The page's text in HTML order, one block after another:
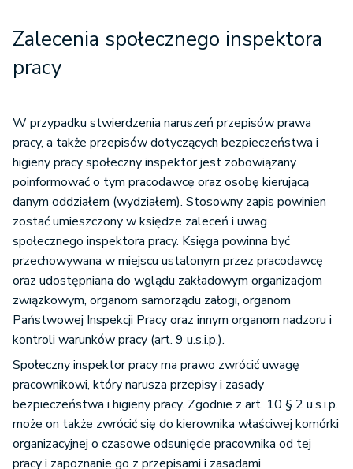
Zalecenia społecznego inspektora
pracy
W przypadku stwierdzenia naruszeń przepisów prawa
pracy, a także przepisów dotyczących bezpieczeństwa i
higieny pracy społeczny inspektor jest zobowiązany
poinformować o tym pracodawcę oraz osobę kierującą
danym oddziałem (wydziałem). Stosowny zapis powinien
zostać umieszczony w księdze zaleceń i uwag
społecznego inspektora pracy. Księga powinna być
przechowywana w miejscu ustalonym przez pracodawcę
oraz udostępniana do wglądu zakładowym organizacjom
związkowym, organom samorządu załogi, organom
Państwowej Inspekcji Pracy oraz innym organom nadzoru i
kontroli warunków pracy (art. 9 u.s.i.p.).
Społeczny inspektor pracy ma prawo zwrócić uwagę
pracownikowi, który narusza przepisy i zasady
bezpieczeństwa i higieny pracy. Zgodnie z art. 10 § 2 u.s.i.p.
może on także zwrócić się do kierownika właściwej komórki
organizacyjnej o czasowe odsunięcie pracownika od tej
pracy i zapoznanie go z przepisami i zasadami